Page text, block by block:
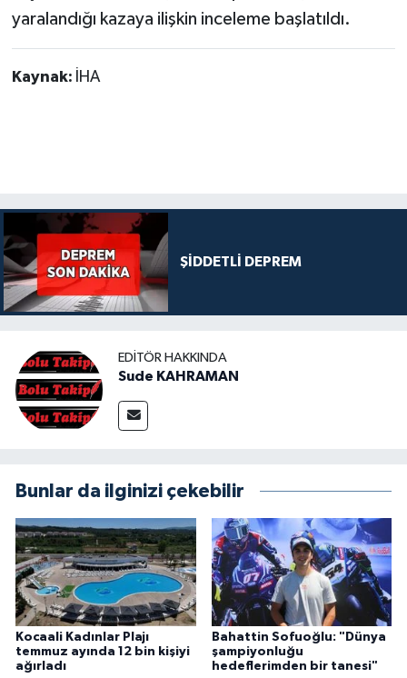
yaralandığı kazaya ilişkin inceleme başlatıldı.
Kaynak: İHA
ŞİDDETLİ DEPREM
EDITÖR HAKKINDA
Sude KAHRAMAN
Bunlar da ilginizi çekebilir
Kocaali Kadınlar Plajı
temmuz ayında 12 bin kişiyi
ağırladı
Bahattin Sofuoğlu: "Dünya
şampiyonluğu
hedeflerimden bir tanesi"